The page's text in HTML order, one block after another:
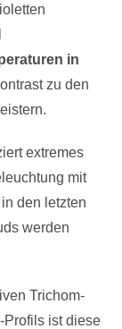
in
zu den
extremes
mit
den letzten
werden
Trichom-
Profils ist diese